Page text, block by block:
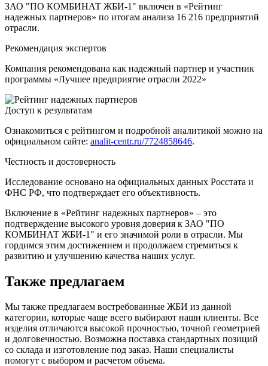
ЗАО "ПО КОМБИНАТ ЖБИ-1" включен в «Рейтинг
надежных партнеров» по итогам анализа 16 216 предприятий
отрасли.
Рекомендация экспертов
Компания рекомендована как надежный партнер и участник
программы «Лучшее предприятие отрасли 2022»
Доступ к результатам
Ознакомиться с рейтингом и подробной аналитикой можно на
официальном сайте: analit-centr.ru/7724858646.
Честность и достоверность
Исследование основано на официальных данных Росстата и
ФНС РФ, что подтверждает его объективность.
Включение в «Рейтинг надежных партнеров» – это
подтверждение высокого уровня доверия к ЗАО "ПО
КОМБИНАТ ЖБИ-1" и его значимой роли в отрасли. Мы
гордимся этим достижением и продолжаем стремиться к
развитию и улучшению качества наших услуг.
Также предлагаем
Мы также предлагаем востребованные ЖБИ из данной
категории, которые чаще всего выбирают наши клиенты. Все
изделия отличаются высокой прочностью, точной геометрией
и долговечностью. Возможна поставка стандартных позиций
со склада и изготовление под заказ. Наши специалисты
помогут с выбором и расчетом объема.